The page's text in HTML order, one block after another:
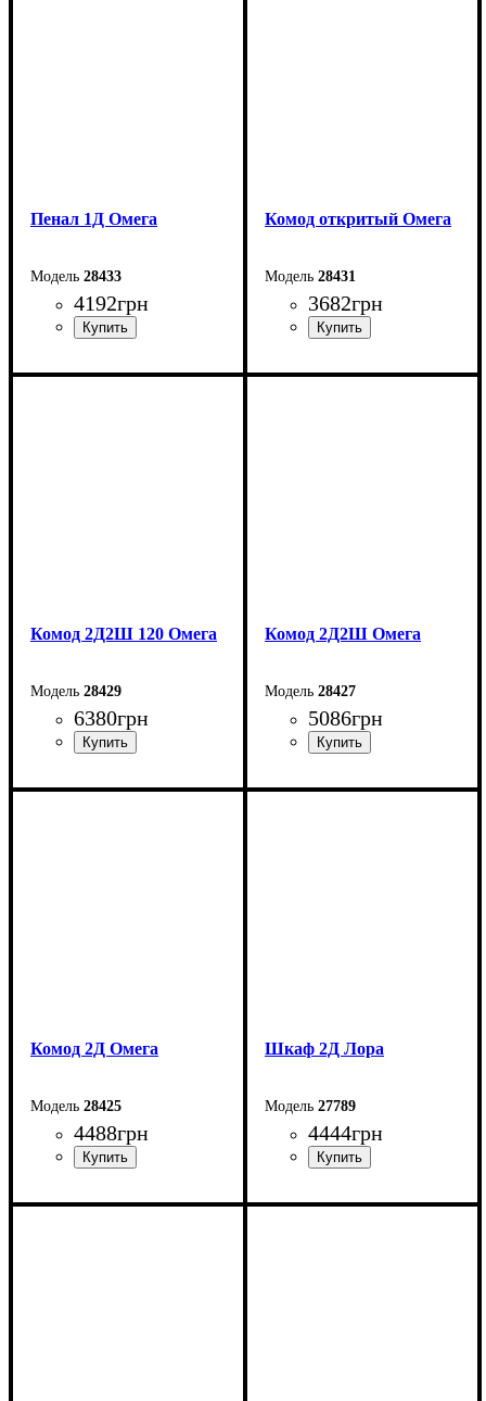
Пенал 1Д Омега
28433
4192грн
Ширина: 43,4 см
Комод откритый Омега
28431
3682грн
Ширина: 83,4 см
Комод 2Д2Ш 120 Омега
28429
6380грн
Ширина: 120 см
Комод 2Д2Ш Омега
28427
5086грн
Ширина: 83,4 см
Комод 2Д Омега
28425
4488грн
Ширина: 83,4 см
Шкаф 2Д Лора
27789
4444грн
Ширина: 78,4 см